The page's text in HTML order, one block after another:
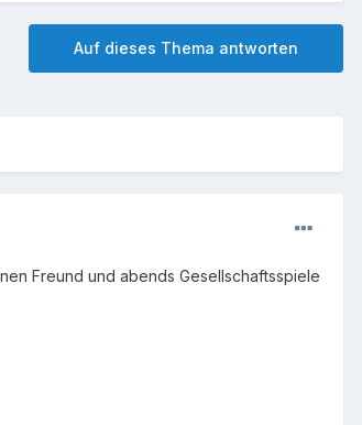
Auf dieses Thema antworten
Freund und abends Gesellschaftsspiele